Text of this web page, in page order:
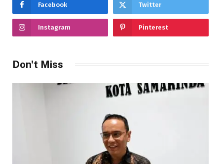
Facebook Twitter
Instagram Pinterest
Don't Miss